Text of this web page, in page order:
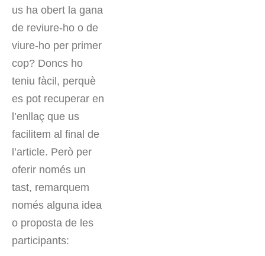
us ha obert la gana
de reviure-ho o de
viure-ho per primer
cop? Doncs ho
teniu fàcil, perquè
es pot recuperar en
l’enllaç que us
facilitem al final de
l’article. Però per
oferir només un
tast, remarquem
només alguna idea
o proposta de les
participants: